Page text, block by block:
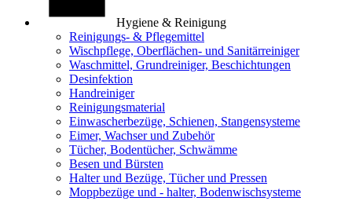
Hygiene & Reinigung
Reinigungs- & Pflegemittel
Wischpflege, Oberflächen- und Sanitärreiniger
Waschmittel, Grundreiniger, Beschichtungen
Desinfektion
Handreiniger
Reinigungsmaterial
Einwascherbezüge, Schienen, Stangensysteme
Eimer, Wachser und Zubehör
Tücher, Bodentücher, Schwämme
Besen und Bürsten
Halter und Bezüge, Tücher und Pressen
Moppbezüge und - halter, Bodenwischsysteme